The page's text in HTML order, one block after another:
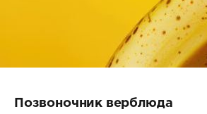
Позвоночник верблюда